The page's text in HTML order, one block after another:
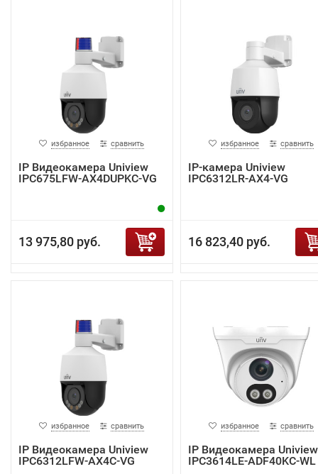
избранное сравнить
IP Видеокамера Uniview
IPC675LFW-AX4DUPKC-VG
13 975,80 руб.
избранное сравнить
IP-камера Uniview
IPC6312LR-AX4-VG
16 823,40 руб.
избранное сравнить
IP Видеокамера Uniview
IPC6312LFW-AX4C-VG
избранное сравнить
IP Видеокамера Uniview
IPC3614LE-ADF40KC-WL